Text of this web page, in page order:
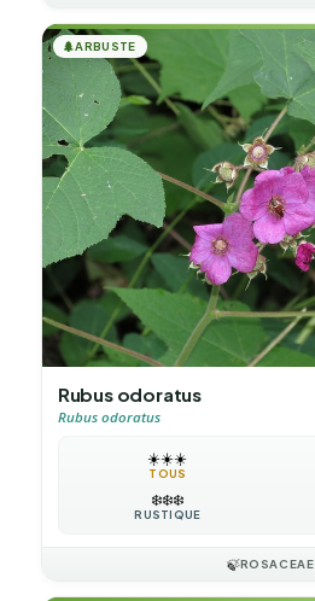
🌲ARBUSTE
Rubus odoratus
Rubus odoratus
☀️☀️☀️
TOUS
❄️❄️❄️
RUSTIQUE
🍃ROSACEAE